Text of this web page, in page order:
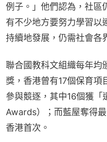
例子。」他們認為，社區
有不少地方要努力學習以
持續地發展，仍需社會各
聯合國教科文組織每年均
獎，香港曾有17個保育項
參與競逐，其中16個獲
Awards）；而藍屋奪得
香港首次。